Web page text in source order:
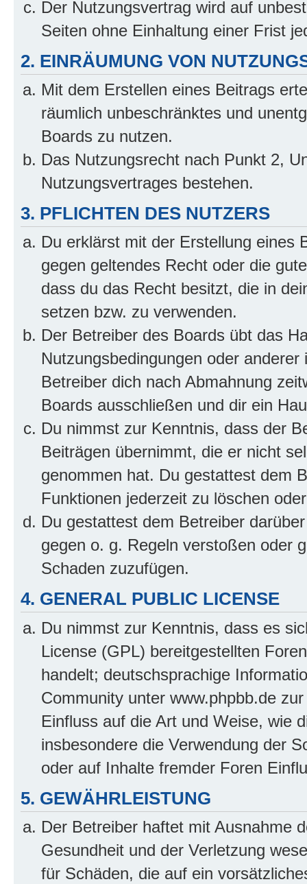
Der Nutzungsvertrag wird auf
Seiten ohne Einhaltung einer Frist
2. EINRÄUMUNG VON
Mit dem Erstellen eines Beitrags
räumlich unbeschränktes und
Boards zu nutzen.
Das Nutzungsrecht nach Punkt 2,
Nutzungsvertrages bestehen.
3. PFLICHTEN DES NUTZERS
Du erklärst mit der Erstellung eines
gegen geltendes Recht oder die
dass du das Recht besitzt, die in
setzen bzw. zu verwenden.
Der Betreiber des Boards übt das
Nutzungsbedingungen oder
Betreiber dich nach Abmahnung
Boards ausschließen und dir ein
Du nimmst zur Kenntnis, dass der
Beiträgen übernimmt, die er nicht
genommen hat. Du gestattest dem
Funktionen jederzeit zu löschen
Du gestattest dem Betreiber
gegen o. g. Regeln verstoßen oder
Schaden zuzufügen.
4. GENERAL PUBLIC LICENSE
Du nimmst zur Kenntnis, dass es
License (GPL) bereitgestellten
handelt; deutschsprachige
Community unter www.phpbb.de
Einfluss auf die Art und Weise, wie
insbesondere die Verwendung der
oder auf Inhalte fremder Foren
5. GEWÄHRLEISTUNG
Der Betreiber haftet mit Ausnahme
Gesundheit und der Verletzung
für Schäden, die auf ein